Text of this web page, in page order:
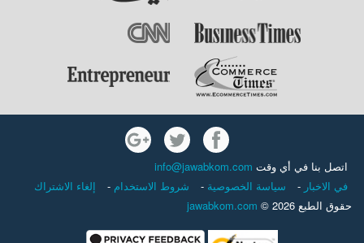
اتصل بنا في أي وقت info@jawabkom.com
في الاخبار - سياسة الخصوصية - شروط الاستخدام -
إلغاء الاشتراك
حقوق الطبع 2026 ©
jawabkom.com